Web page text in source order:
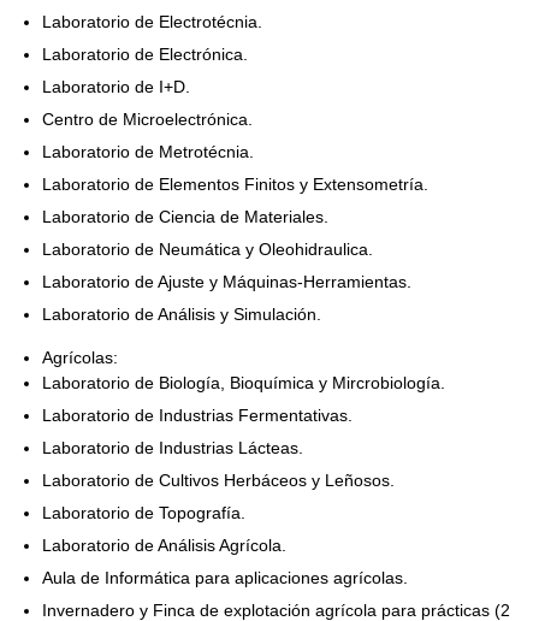
Laboratorio de Electrotécnia.
Laboratorio de Electrónica.
Laboratorio de I+D.
Centro de Microelectrónica.
Laboratorio de Metrotécnia.
Laboratorio de Elementos Finitos y Extensometría.
Laboratorio de Ciencia de Materiales.
Laboratorio de Neumática y Oleohidraulica.
Laboratorio de Ajuste y Máquinas-Herramientas.
Laboratorio de Análisis y Simulación.
Agrícolas:
Laboratorio de Biología, Bioquímica y Mircrobiología.
Laboratorio de Industrias Fermentativas.
Laboratorio de Industrias Lácteas.
Laboratorio de Cultivos Herbáceos y Leñosos.
Laboratorio de Topografía.
Laboratorio de Análisis Agrícola.
Aula de Informática para aplicaciones agrícolas.
Invernadero y Finca de explotación agrícola para prácticas (2